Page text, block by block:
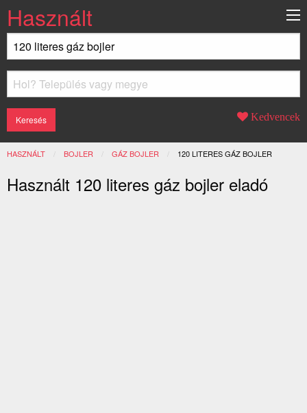
Használt
Kedvencek
HASZNÁLT BOJLER GÁZ BOJLER JELENLEGI:
120 LITERES GÁZ BOJLER
Használt 120 literes gáz bojler eladó